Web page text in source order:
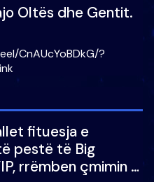
Oltës dhe Gentit.
CnAUcYoBDkG/?
fituesja e
pestë të Big
rrëmben çmimin e